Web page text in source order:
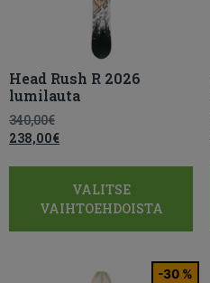
Head Rush R 2026
lumilauta
340,00€
238,00€
VALITSE
VAIHTOEHDOISTA
-30 %